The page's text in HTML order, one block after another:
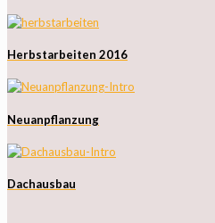
Herbstarbeiten 2016
Neuanpflanzung
Dachausbau